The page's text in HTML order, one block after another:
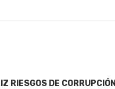
RIESGOS DE CORRUPCIÓN